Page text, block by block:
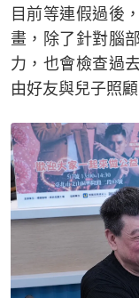
目前等連假過後
畫，除了針對腦
力，也會檢查過
由好友與兒子照